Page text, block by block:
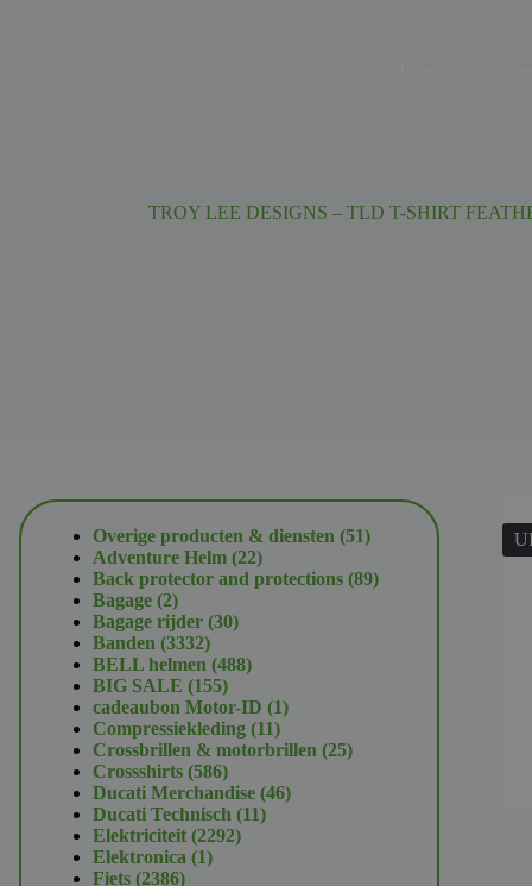
TROY LEE DESIGNS – TLD T-SHIRT
Overige producten & diensten 5151
Adventure Helm 2222
producten
Back protector and protections 8989
Bagage 22
producten
Bagage rijder 3030
Banden 33323332
producten
BELL helmen 488488
BIG SALE 155155
producten
cadeaubon Motor-ID 11
Compressiekleding 1111
producten
Crossbrillen & motorbrillen 2525
Crossshirts 586586
producten
Ducati Merchandise 4646
Ducati Technisch 1111
Elektriciteit 22922292
Elektronica 11
Fiets 23862386